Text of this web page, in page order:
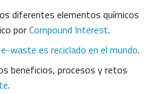
diferentes elementos químicos
porCompound Interest.
waste es reciclado en el mundo.
beneficios, procesos y retos
.